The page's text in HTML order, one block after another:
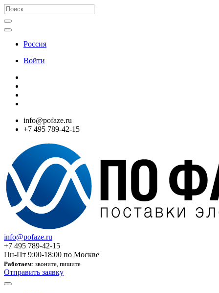
Россия
Войти
info@pofaze.ru
+7 495 789-42-15
info@pofaze.ru
+7 495 789-42-15
Пн-Пт 9:00-18:00 по Москве
Работаем: звоните, пишите
Отправить заявку